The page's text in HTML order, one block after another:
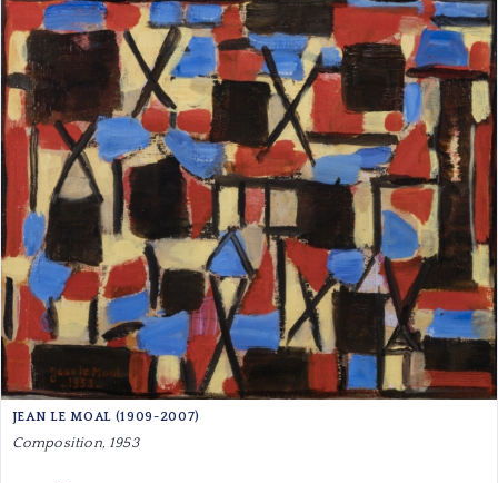
JEAN LE MOAL (1909-2007)
Composition, 1953